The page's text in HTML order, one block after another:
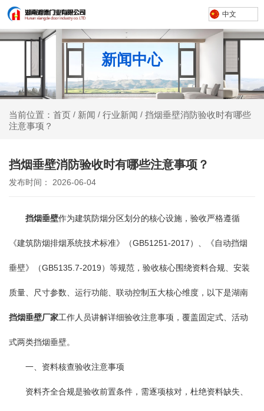
中文
新闻中心
当前位置：首页 / 新闻 / 行业新闻 / 挡烟垂壁消防验收时有哪些
注意事项？
挡烟垂壁消防验收时有哪些注意事项？
发布时间： 2026-06-04
挡烟垂壁作为建筑防烟分区划分的核心设施，验收严格遵循
《建筑防烟排烟系统技术标准》（GB51251-2017）、《自动挡烟
垂壁》（GB5135.7-2019）等规范，验收核心围绕资料合规、安装
质量、尺寸参数、运行功能、联动控制五大核心维度，以下是湖南
挡烟垂壁厂家工作人员讲解详细验收注意事项，覆盖固定式、活动
式两类挡烟垂壁。
一、资料核查验收注意事项
资料齐全合规是验收前置条件，需逐项核对，杜绝资料缺失、